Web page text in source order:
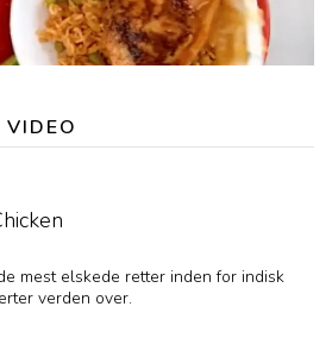
VIDEO
mest elskede retter inden for indisk
verden over.